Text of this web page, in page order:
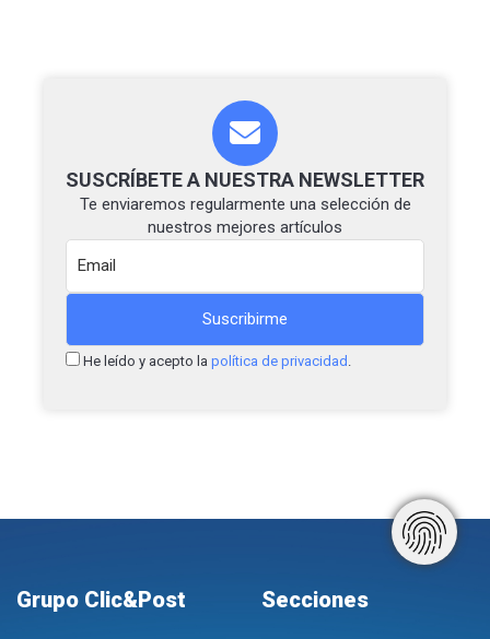
SUSCRÍBETE A NUESTRA NEWSLETTER
Te enviaremos regularmente una selección de
nuestros mejores artículos
He leído y acepto la política de privacidad
Grupo Clic&Post Secciones